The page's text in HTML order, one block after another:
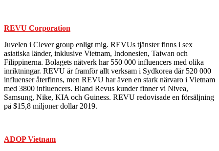
REVU Corporation
Juvelen i Clever group enligt mig. REVUs tjänster finns i sex
asiatiska länder, inklusive Vietnam, Indonesien, Taiwan och
Filippinerna. Bolagets nätverk har 550 000 influencers med olika
inriktningar. REVU är framför allt verksam i Sydkorea där 520 000
influenser återfinns, men REVU har även en stark närvaro i Vietnam
med 3800 influencers. Bland Revus kunder finner vi Nivea,
Samsung, Nike, KIA och Guiness. REVU redovisade en försäljning
på $15,8 miljoner dollar 2019.
ADOP Vietnam